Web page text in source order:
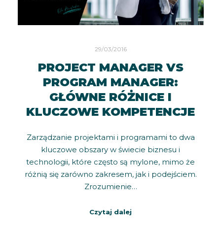
29/03/2016
PROJECT MANAGER VS
PROGRAM MANAGER:
GŁÓWNE RÓŻNICE I
KLUCZOWE KOMPETENCJE
Zarządzanie projektami i programami to dwa
kluczowe obszary w świecie biznesu i
technologii, które często są mylone, mimo że
różnią się zarówno zakresem, jak i podejściem.
Zrozumienie…
Czytaj dalej